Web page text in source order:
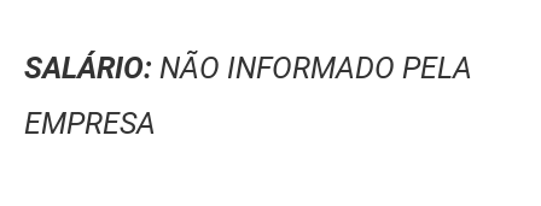
SALÁRIO: NÃO INFORMADO PELA
EMPRESA